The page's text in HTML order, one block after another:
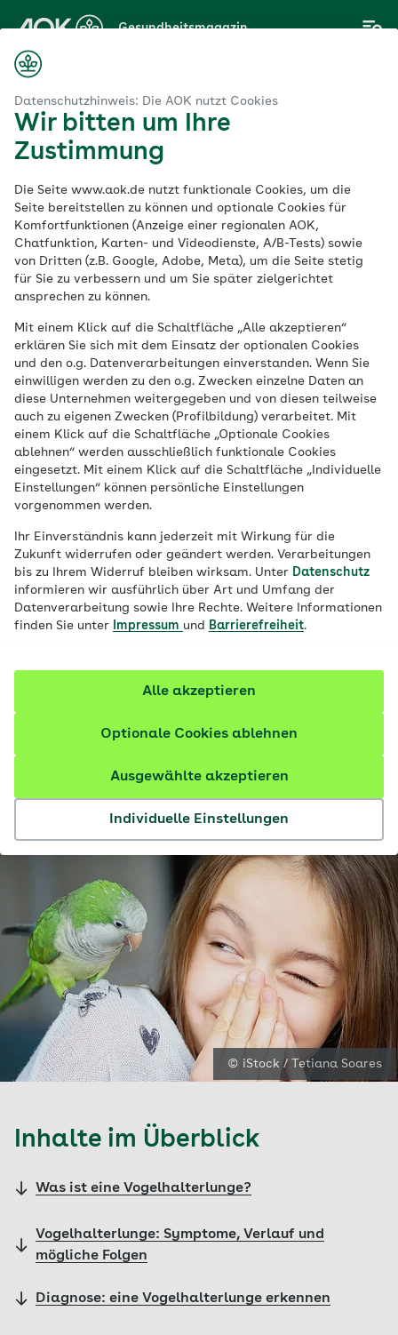
Datenschutzhinweis: Die AOK nutzt Cookies
Wir bitten um Ihre
Zustimmung
Die Seite www.aok.de nutzt funktionale Cookies, um die
Seite bereitstellen zu können und optionale Cookies für
Komfortfunktionen (Anzeige einer regionalen AOK,
Chatfunktion, Karten- und Videodienste, A/B-Tests) sowie
von Dritten (z.B. Google, Adobe, Meta), um die Seite stetig
für Sie zu verbessern und um Sie später zielgerichtet
ansprechen zu können.
Mit einem Klick auf die Schaltfläche „Alle akzeptieren“
erklären Sie sich mit dem Einsatz der optionalen Cookies
und den o.g. Datenverarbeitungen einverstanden. Wenn Sie
einwilligen werden zu den o.g. Zwecken einzelne Daten an
diese Unternehmen weitergegeben und von diesen teilweise
auch zu eigenen Zwecken (Profilbildung) verarbeitet. Mit
einem Klick auf die Schaltfläche „Optionale Cookies
ablehnen“ werden ausschließlich funktionale Cookies
eingesetzt. Mit einem Klick auf die Schaltfläche „Individuelle
Einstellungen“ können persönliche Einstellungen
vorgenommen werden.
Ihr Einverständnis kann jederzeit mit Wirkung für die
Zukunft widerrufen oder geändert werden. Verarbeitungen
bis zu Ihrem Widerruf bleiben wirksam. Unter Datenschutz
informieren wir ausführlich über Art und Umfang der
Datenverarbeitung sowie Ihre Rechte. Weitere Informationen
finden Sie unter
Impressum und Barrierefreiheit.
Individuelle Einstellungen
Ausgewählte akzeptieren
Optionale Cookies ablehnen
Alle akzeptieren
Hauptinhalt
springen
Gesundheitsmagazin
Lungenerkrankung
durch Vögel:
Vogelhalterlunge
erkennen und
vermeiden
Veröffentlicht am:
28.04.2025 5 Minuten Lesedauer
von Andrea Wekenborg
Die Vogelhalterlunge ist eine Reaktion auf
allergieauslösende Proteine, die von
Vögeln im Haushalt oder in einem
Zuchtbetrieb stammen. Dabei kann sich
das Gewebe der Lunge entzünden. Wer
© iStock / Tetiana Soares
Inhalte im Überblick
Was ist eine Vogelhalterlunge?
Vogelhalterlunge: Symptome, Verlauf und
mögliche Folgen
Diagnose: eine Vogelhalterlunge erkennen